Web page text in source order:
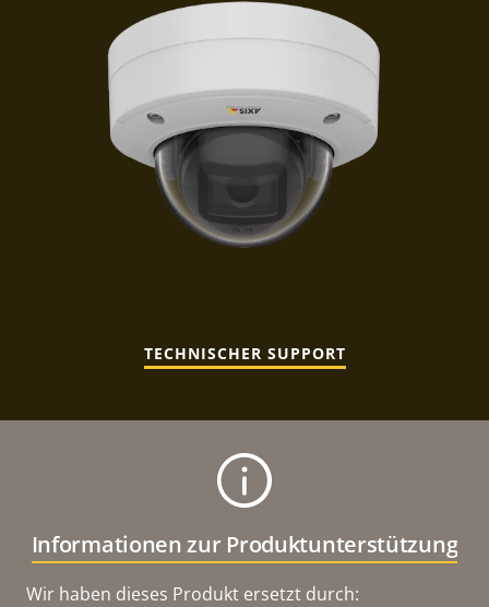
TECHNISCHER SUPPORT
Informationen zur Produktunterstützung
Wir haben dieses Produkt ersetzt durch: